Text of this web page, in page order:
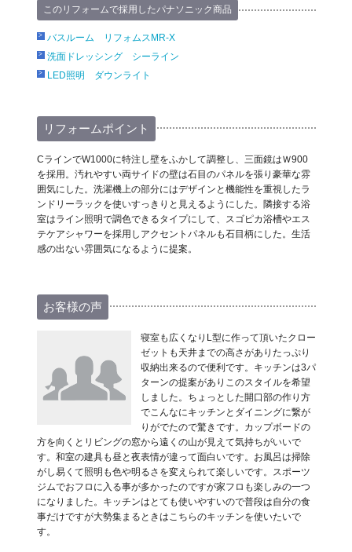
このリフォームで採用したパナソニック商品
バスルーム リフォムスMR-X
洗面ドレッシング シーライン
LED照明 ダウンライト
リフォームポイント
CラインでW1000に特注し壁をふかして調整し、三面鏡はＷ900
を採用。汚れやすい両サイドの壁は石目のパネルを張り豪華な雰
囲気にした。洗濯機上の部分にはデザインと機能性を重視したラ
ンドリーラックを使いすっきりと見えるようにした。隣接する浴
室はライン照明で調色できるタイプにして、スゴピカ浴槽やエス
テケアシャワーを採用しアクセントパネルも石目柄にした。生活
感の出ない雰囲気になるように提案。
お客様の声
寝室も広くなりL型に作って頂いたクロー
ゼットも天井までの高さがありたっぷり
収納出来るので便利です。キッチンは3パ
ターンの提案がありこのスタイルを希望
しました。ちょっとした開口部の作り方
でこんなにキッチンとダイニングに繋が
りがでたので驚きです。カップボードの
方を向くとリビングの窓から遠くの山が見えて気持ちがいいで
す。和室の建具も昼と夜表情が違って面白いです。お風呂は掃除
がし易くて照明も色や明るさを変えられて楽しいです。スポーツ
ジムでおフロに入る事が多かったのですが家フロも楽しみの一つ
になりました。キッチンはとても使いやすいので普段は自分の食
事だけですが大勢集まるときはこちらのキッチンを使いたいで
す。